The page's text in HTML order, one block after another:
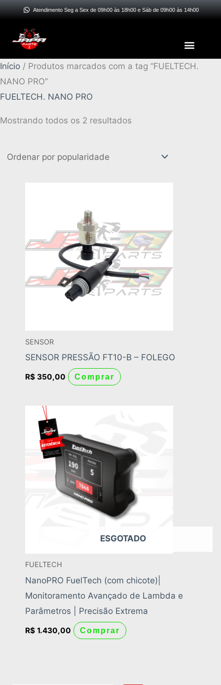
Ir
conteúdo
Atendimento Seg a Sex de 09h00 às 18h00 e Sáb de 09h00 às 14h00
Menu
Início / Produtos marcados com a tag “FUELTECH.
NANO PRO”
FUELTECH. NANO PRO
Mostrando todos os 2 resultados
Classificado
SENSOR
SENSOR PRESSÃO FT10-B – FOLEGO
R$ 350,00 Comprar
ESGOTADO
FUELTECH
NanoPRO FuelTech (com chicote)|
Monitoramento Avançado de Lambda e
Parâmetros | Precisão Extrema
R$ 1.430,00 Comprar